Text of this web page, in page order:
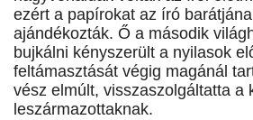
ezért a papírokat az író
ajándékozták. Ő a második
bujkálni kényszerült a nyilasok
feltámasztását végig magánál
vész elmúlt, visszaszolgáltatta a
leszármazottaknak.